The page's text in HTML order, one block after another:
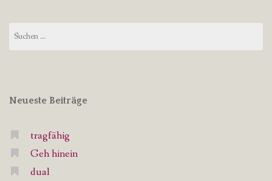
nach:
Neueste Beiträge
tragfähig
Geh hinein
dual